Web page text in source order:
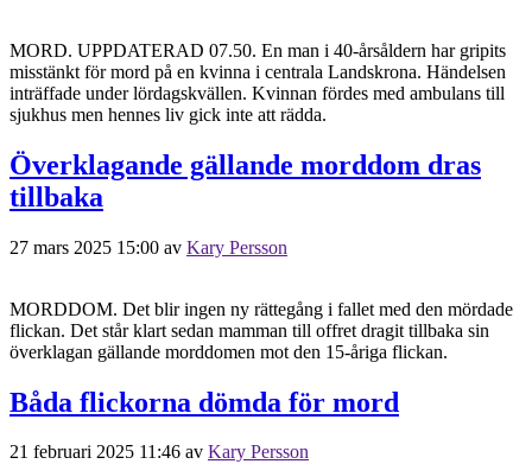
MORD. UPPDATERAD 07.50. En man i 40-årsåldern har gripits
misstänkt för mord på en kvinna i centrala Landskrona. Händelsen
inträffade under lördagskvällen. Kvinnan fördes med ambulans till
sjukhus men hennes liv gick inte att rädda.
Överklagande gällande morddom dras
tillbaka
27 mars 2025 15:00 av Kary Persson
MORDDOM. Det blir ingen ny rättegång i fallet med den mördade
flickan. Det står klart sedan mamman till offret dragit tillbaka sin
överklagan gällande morddomen mot den 15-åriga flickan.
Båda flickorna dömda för mord
21 februari 2025 11:46 av Kary Persson